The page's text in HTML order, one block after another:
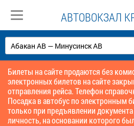
АВТОВОКЗАЛ
Билеты на сайте продаются без
электронных билетов на сайте
отправления рейса. Телефон
Посадка в автобус по электронным
только при предъявлении
личность, на основании которого